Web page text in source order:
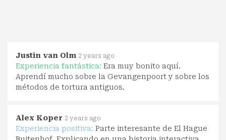
Justin van Olm 2 years ago
Experiencia fantástica: Era muy bonito aquí.
Aprendí mucho sobre la Gevangenpoort y sobre los
métodos de tortura antiguos.
Alex Koper 2 years ago
Experiencia positiva: Parte interesante de El Hague